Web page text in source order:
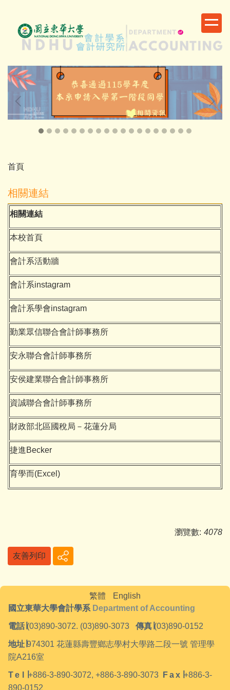
容
區
首頁
相關連結
相關連結
本校首頁
會計系活動牆
會計系instagram
會計系學會instagram
勤業眾信聯合會計師事務所
安永聯合會計師事務所
安侯建業聯合會計師事務所
資誠聯合會計師事務所
財政部北區國稅局－花蓮分局
捷進Becker
育學而(Excel)
瀏覽數: 4078
友善列印
繁體
English
國立東華大學會計學系 Department of Accounting
電話∣ (03)890-3072. (03)890-3073 傳真 (03)890-0152
地址 974301 花蓮縣壽豐鄉志學村大學路二段一號 管理學
院A216室
Tel +886-3-890-3072, +886-3-890-3073 Fax +886-3-
890-0152